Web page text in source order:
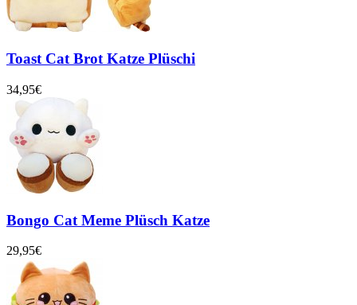
Toast Cat Brot Katze Plüschi
34,95€
Bongo Cat Meme Plüsch Katze
29,95€